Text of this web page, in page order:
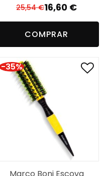
25,54€O
preço
original
era:
16,60 €
O
preço
atual
é:
COMPRAR
-35%
Marco Boni Escova